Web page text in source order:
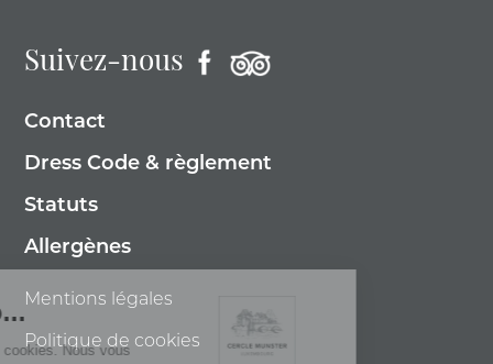
Suivez-nous
Contact
Dress Code & règlement
Statuts
Allergènes
Mentions légales
Politique de cookies